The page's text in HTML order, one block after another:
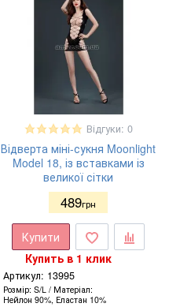
Відгуки: 0
Відверта міні-сукня Moonlight
Model 18, із вставками із
великої сітки
489грн
Купити
Купить в 1 клик
Артикул: 13995
Розмір S/L
Матеріал
Нейлон 90%, Еластан 10%